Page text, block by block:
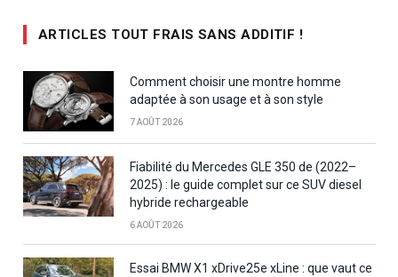
ARTICLES TOUT FRAIS SANS ADDITIF !
Comment choisir une montre homme
adaptée à son usage et à son style
7 AOÛT 2026
Fiabilité du Mercedes GLE 350 de (2022–
2025) : le guide complet sur ce SUV diesel
hybride rechargeable
6 AOÛT 2026
Essai BMW X1 xDrive25e xLine : que vaut ce